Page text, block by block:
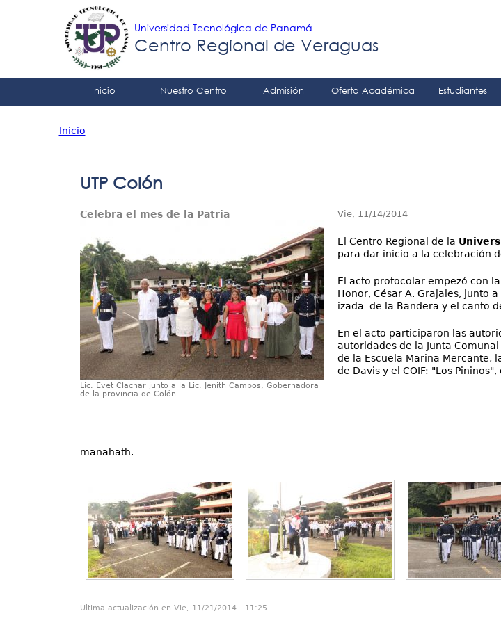
Universidad Tecnológica de Panamá
Centro Regional de Veraguas
Tropical
Principal
Inicio Nuestro Centro Admisión Oferta Académica Estudiantes
está
Inicio
UTP Colón
Celebra el mes de la Patria
Lic. Evet Clachar junto a la Lic. Jenith Campos, Gobernadora
de la provincia de Colón.
Vie, 11/14/2014
El Centro Regional de la
para dar inicio a la celebración
El acto protocolar empezó con
Honor, César A. Grajales, junto
izada de la Bandera y el canto
En el acto participaron las
autoridades de la Junta
de la Escuela Marina Mercante,
de Davis y el COIF: "Los
manahath.
Última actualización en Vie, 11/21/2014 - 11:25